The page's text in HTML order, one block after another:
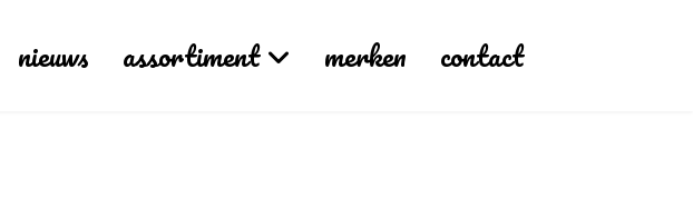
nieuws assortiment merken contact